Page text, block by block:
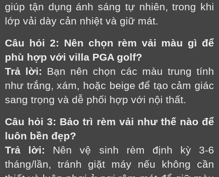
giúp tận dụng ánh sáng tự nhiên, trong khi
lớp vải dày cản nhiệt và giữ mát.
Câu hỏi 2: Nên chọn rèm vải màu gì để
phù hợp với villa PGA golf?
Trả lời: Bạn nên chọn các màu trung tính
như trắng, xám, hoặc beige để tạo cảm giác
sang trọng và dễ phối hợp với nội thất.
Câu hỏi 3: Bảo trì rèm vải như thế nào để
luôn bền đẹp?
Trả lời: Nên vệ sinh rèm định kỳ 3-6
tháng/lần, tránh giặt máy nếu không cần